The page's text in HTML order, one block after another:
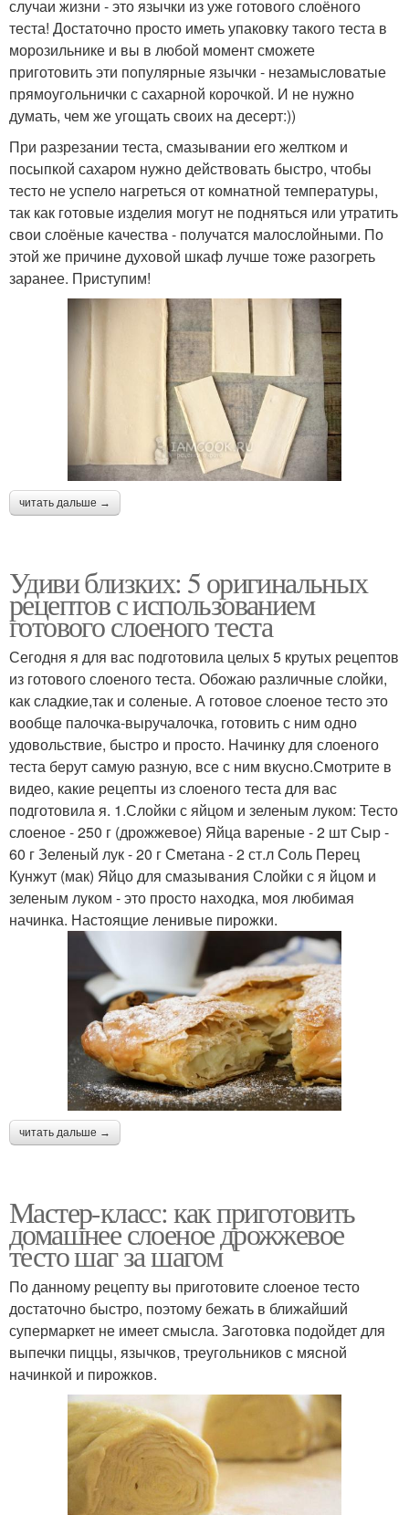
случаи жизни - это язычки из уже готового слоёного
теста! Достаточно просто иметь упаковку такого теста в
морозильнике и вы в любой момент сможете
приготовить эти популярные язычки - незамысловатые
прямоугольнички с сахарной корочкой. И не нужно
думать, чем же угощать своих на десерт:))
При разрезании теста, смазывании его желтком и
посыпкой сахаром нужно действовать быстро, чтобы
тесто не успело нагреться от комнатной температуры,
так как готовые изделия могут не подняться или утратить
свои слоёные качества - получатся малослойными. По
этой же причине духовой шкаф лучше тоже разогреть
заранее. Приступим!
читать дальше →
Удиви близких: 5 оригинальных
рецептов с использованием
готового слоеного теста
Сегодня я для вас подготовила целых 5 крутых рецептов
из готового слоеного теста. Обожаю различные слойки,
как сладкие,так и соленые. А готовое слоеное тесто это
вообще палочка-выручалочка, готовить с ним одно
удовольствие, быстро и просто. Начинку для слоеного
теста берут самую разную, все с ним вкусно.Смотрите в
видео, какие рецепты из слоеного теста для вас
подготовила я. 1.Слойки с яйцом и зеленым луком: Тесто
слоеное - 250 г (дрожжевое) Яйца вареные - 2 шт Сыр -
60 г Зеленый лук - 20 г Сметана - 2 ст.л Соль Перец
Кунжут (мак) Яйцо для смазывания Слойки с я йцом и
зеленым луком - это просто находка, моя любимая
начинка. Настоящие ленивые пирожки.
читать дальше →
Мастер-класс: как приготовить
домашнее слоеное дрожжевое
тесто шаг за шагом
По данному рецепту вы приготовите слоеное тесто
достаточно быстро, поэтому бежать в ближайший
супермаркет не имеет смысла. Заготовка подойдет для
выпечки пиццы, язычков, треугольников с мясной
начинкой и пирожков.